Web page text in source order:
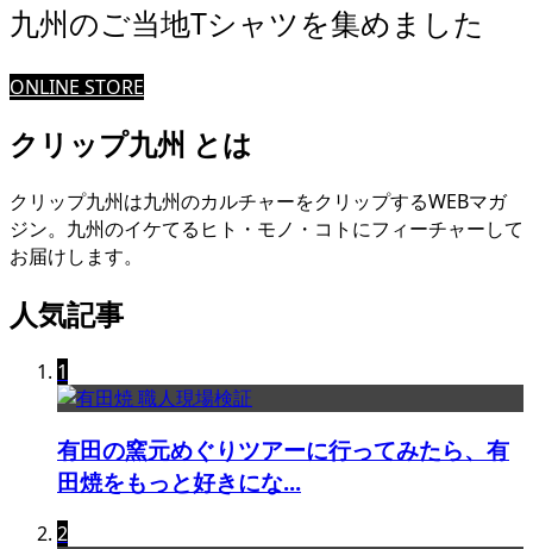
九州のご当地Tシャツを集めました
ONLINE STORE
クリップ九州 とは
クリップ九州は九州のカルチャーをクリップするWEBマガ
ジン。九州のイケてるヒト・モノ・コトにフィーチャーして
お届けします。
人気記事
1
有田の窯元めぐりツアーに行ってみたら、有
田焼をもっと好きにな...
2